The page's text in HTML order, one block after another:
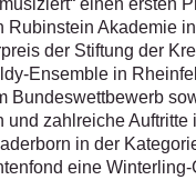
einen ersten
Akademie
der Stiftung der
Ensemble in
Bundeswettbewerb
zahlreiche Auftritte
in der
eine